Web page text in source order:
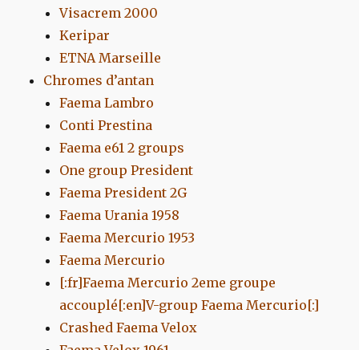
Visacrem 2000
Keripar
ETNA Marseille
Chromes d’antan
Faema Lambro
Conti Prestina
Faema e61 2 groups
One group President
Faema President 2G
Faema Urania 1958
Faema Mercurio 1953
Faema Mercurio
[:fr]Faema Mercurio 2eme groupe
accouplé[:en]V-group Faema Mercurio[:]
Crashed Faema Velox